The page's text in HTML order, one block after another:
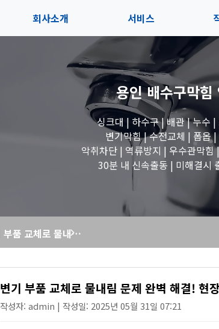
회사소개 서비스
솔루션
블로그 세
하
싱
용인 배수구막힘
싱크대 | 하수구 | 배관 | 누수 |
변기막힘 | 수전교체 | 폽옵 |
악취차단 | 역류방지 | 우수관막힘
30분 내 신속출동 | 미해결시
변기 부품 교체로 물내림 문제 완벽 해결! 현장 작업 이야기
변기 부품 교체로 물내림 문제 완벽 해결! 현
작성자: admin | 작성일: 2025년 05월 31일 07:21